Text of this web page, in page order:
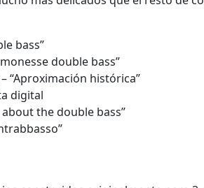
bass”
double bass”
“Aproximación histórica”
digital
about the double bass”